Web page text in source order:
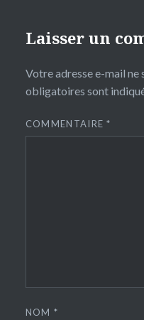
Laisser un
Votre adresse e-mail ne
obligatoires sont
COMMENTAIRE*
NOM*